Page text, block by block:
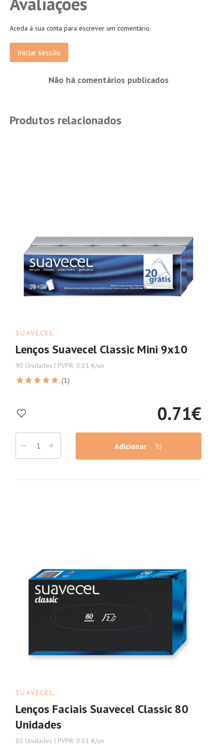
Aceda à sua conta para escrever um comentário.
Iniciar sessão
Não há comentários publicados
Produtos relacionados
SUAVECEL
Lenços Suavecel Classic Mini 9x10
90 Unidades | PVPR: 0.01 €/un
(1)
0.71€
Adicionar
SUAVECEL
Lenços Faciais Suavecel Classic 80
Unidades
80 Unidades | PVPR: 0.01 €/un